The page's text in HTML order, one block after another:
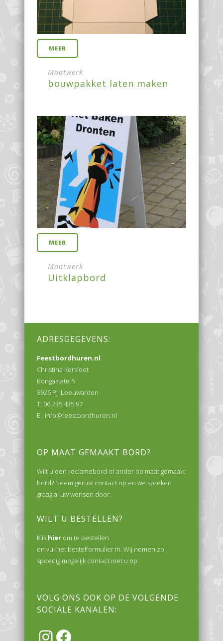
MEER
Maatwerk
bouwpakket laten maken
MEER
Maatwerk
Uitklapbord
ADRESGEGEVENS:
Feestbordhuren.nl
Christina Kersloot
Bongastate 5
8926 PJ Leeuwarden
T: 06 235 435 97
E : info@feestbordhuren.nl
OP MAAT GEMAAKT BORD?
Wilt u een reclamebord of ander op maat gemaakt
bord? Neem gerust contact op en we spreken
graag al uw wensen door.
WILT U BESTELLEN?
Klik hier om te bestellen
en vul het bestelformulier in. Wij nemen zo
spoedig mogelijk contact met u op.
VOLG ONS OOK OP DE VOLGENDE
SOCIALE KANALEN:
Instagram
Facebook